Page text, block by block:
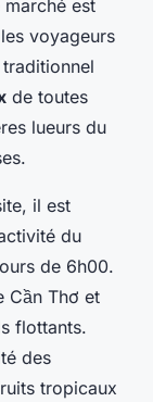
marché est
voyageurs
de toutes
lueurs du
il est
du
de 6h00.
Cần Thơ et
flottants.
des
tropicaux